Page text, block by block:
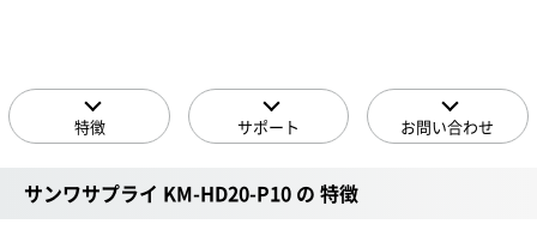
特徴 サポート お問い合わせ
サンワサプライ KM-HD20-P10 の 特徴